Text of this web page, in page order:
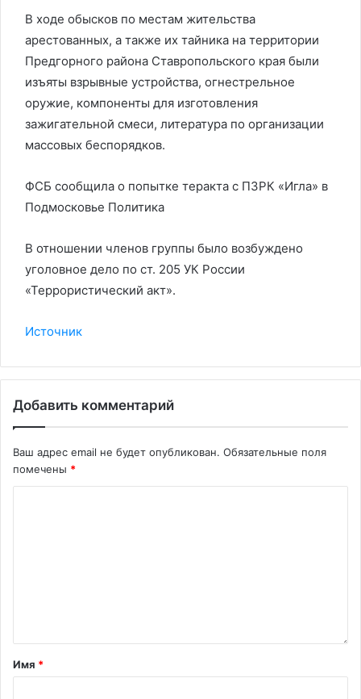
В ходе обысков по местам жительства
арестованных, а также их тайника на территории
Предгорного района Ставропольского края были
изъяты взрывные устройства, огнестрельное
оружие, компоненты для изготовления
зажигательной смеси, литература по организации
массовых беспорядков.
ФСБ сообщила о попытке теракта с ПЗРК «Игла» в
Подмосковье Политика
В отношении членов группы было возбуждено
уголовное дело по ст. 205 УК России
«Террористический акт».
Источник
Добавить комментарий
Ваш адрес email не будет опубликован. Обязательные поля
помечены *
Имя *